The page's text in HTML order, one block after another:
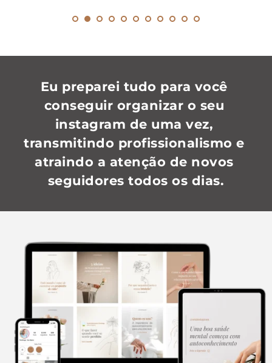
Eu preparei tudo para você
conseguir organizar o seu
instagram de uma vez,
transmitindo profissionalismo e
atraindo a atenção de novos
seguidores todos os dias.